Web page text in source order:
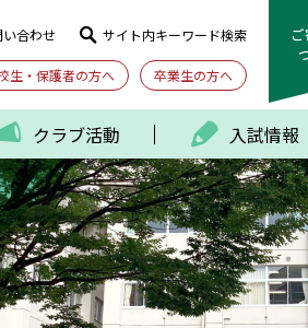
い合わせ サイト内キーワード検索
生・保護者の方へ 卒業生の方へ
クラブ活動 入試情報